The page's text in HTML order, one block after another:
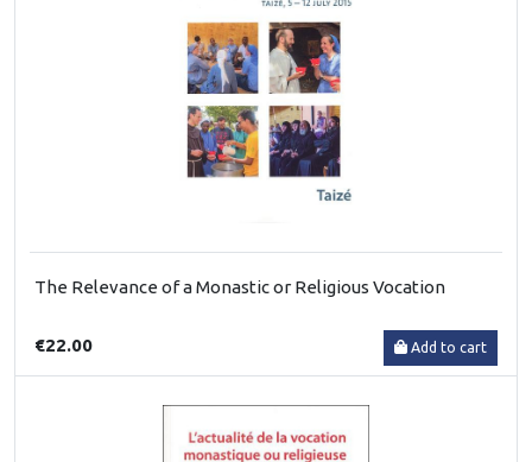
The Relevance of a Monastic or Religious Vocation
€22.00 Add to cart